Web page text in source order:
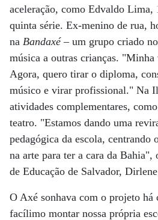
aceleração, como Edvaldo Lima,
quinta série. Ex-menino de rua,
na Bandaxé– um grupo criado
música a outras crianças.
Agora, quero tirar o diploma,
músico e virar profissional." Na
atividades complementares,
teatro. "Estamos dando uma
pedagógica da escola, centrando
na arte para ter a cara da Bahia",
de Educação de Salvador,
O Axé sonhava com o projeto há
facílimo montar nossa própria